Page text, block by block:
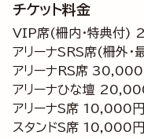
チケット料金
VIP席(柵内・特典付)
アリーナSRS席(柵外
アリーナRS席 30,000
アリーナひな壇
アリーナS席 10,000円
スタンドS席 10,000円